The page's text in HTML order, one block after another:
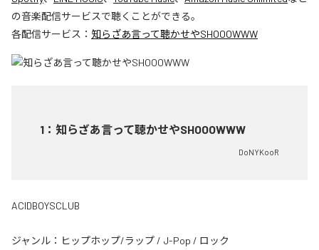
の音楽配信サービスで聴くことができる。
各配信サービス： 知らざあ言って聴かせやSHOOOWWW
1 ： 知らざあ言って聴かせやSHOOOWWW
DoNYKooR
ACIDBOYSCLUB
ジャンル： ヒップホップ/ラップ / J-Pop / ロック